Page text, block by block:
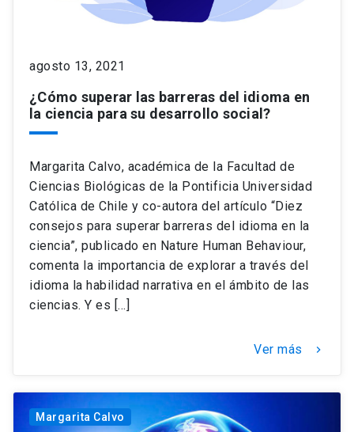
agosto 13, 2021
¿Cómo superar las barreras del idioma en
la ciencia para su desarrollo social?
Margarita Calvo, académica de la Facultad de
Ciencias Biológicas de la Pontificia Universidad
Católica de Chile y co-autora del artículo “Diez
consejos para superar barreras del idioma en la
ciencia”, publicado en Nature Human Behaviour,
comenta la importancia de explorar a través del
idioma la habilidad narrativa en el ámbito de las
ciencias. Y es […]
Ver más keyboard_arrow_right
Margarita Calvo